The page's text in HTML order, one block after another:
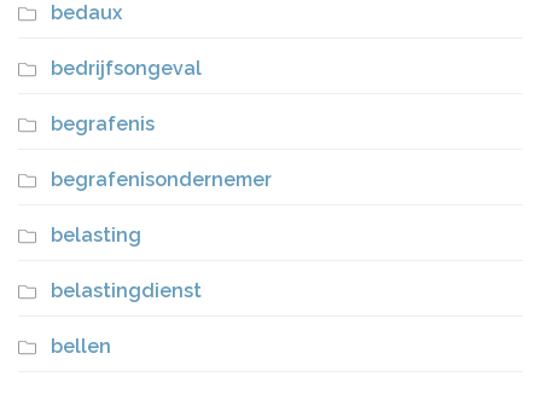
bedaux
bedrijfsongeval
begrafenis
begrafenisondernemer
belasting
belastingdienst
bellen